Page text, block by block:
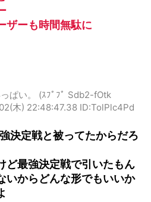
ザーも時間無駄に
ぱい。 (ｽﾌﾟﾌﾟ Sdb2-fOtk
決定戦と被ってたからだろ
ど最強決定戦で引いたもん
いからどんな形でもいいか